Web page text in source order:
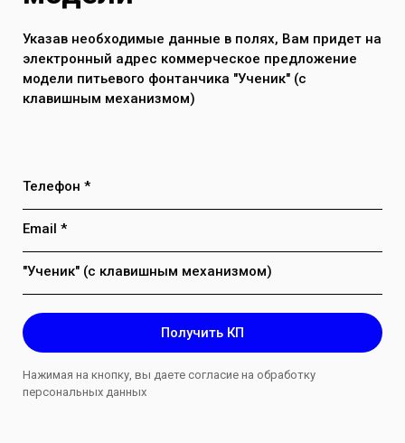
Указав необходимые данные в полях, Вам придет на
электронный адрес коммерческое предложение
модели питьевого фонтанчика "Ученик" (с
клавишным механизмом)
Телефон *
Email *
"Ученик" (с клавишным механизмом)
Получить КП
Нажимая на кнопку, вы даете согласие на обработку
персональных данных